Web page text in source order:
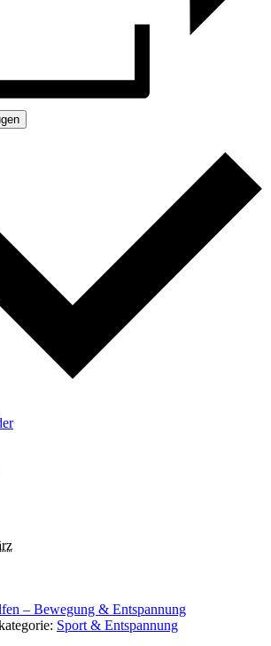
– Bewegung & Entspannung
Sport & Entspannung